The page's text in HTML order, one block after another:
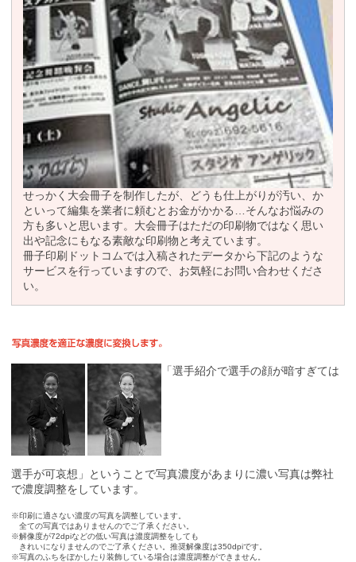
せっかく大会冊子を制作したが、どうも仕上がりが汚い、か
といって編集を業者に頼むとお金がかかる…そんなお悩みの
方も多いと思います。大会冊子はただの印刷物ではなく思い
出や記念にもなる素敵な印刷物と考えています。
冊子印刷ドットコムでは入稿されたデータから下記のような
サービスを行っていますので、お気軽にお問い合わせくださ
い。
「選手紹介で選手の顔が暗すぎては
選手が可哀想」ということで写真濃度があまりに濃い写真は弊社
で濃度調整をしています。
※印刷に適さない濃度の写真を調整しています。
全ての写真ではありませんのでご了承ください。
※解像度が72dpiなどの低い写真は濃度調整をしても
きれいになりませんのでご了承ください。推奨解像度は350dpiです。
※写真のふちをぼかしたり装飾している場合は濃度調整ができません。